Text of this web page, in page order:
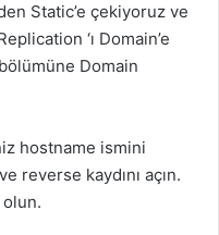
Static’e çekiyoruz ve
‘ı Domain’e
Domain
hostname ismini
reverse kaydını açın.
olun.